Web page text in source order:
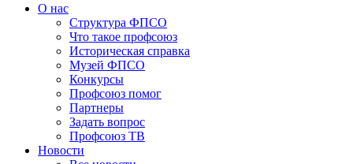
О нас
Структура ФПСО
Что такое профсоюз
Историческая справка
Музей ФПСО
Конкурсы
Профсоюз помог
Партнеры
Задать вопрос
Профсоюз ТВ
Новости